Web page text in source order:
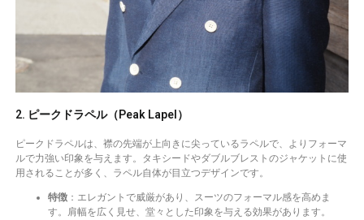
2. ピークドラペル（Peak Lapel）
ピークドラペルは、襟の先端が上向きに尖っているラペルで、よりフォーマ
ルで力強い印象を与えます。タキシードやダブルブレストのジャケットに使
用されることが多く、ラペル自体が目立つデザインです。
特徴：エレガントで威厳があり、スーツのフォーマル感を高めま
す。肩幅を広く見せ、堂々とした印象を与える効果があります。